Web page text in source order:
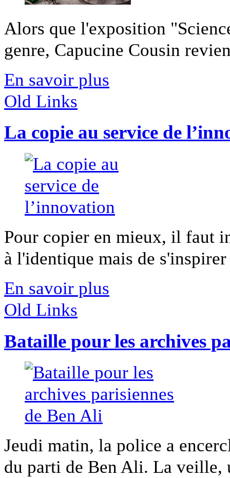
Alors que l'exposition
genre, Capucine Cousin
En savoir plus
Old Links
La copie au service de
Pour copier en mieux, il faut
à l'identique mais de
En savoir plus
Old Links
Bataille pour les archives
Jeudi matin, la police a
du parti de Ben Ali. La veille,